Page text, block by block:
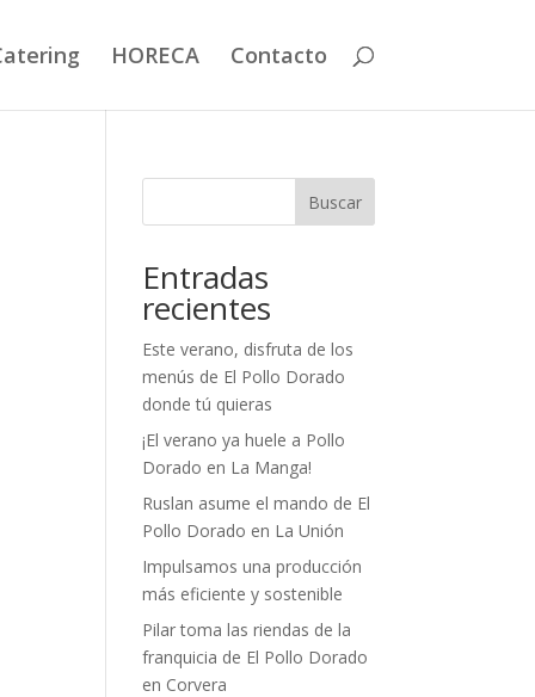
HORECA Contacto
Buscar
Entradas
recientes
Este verano, disfruta de los
menús de El Pollo Dorado
donde tú quieras
¡El verano ya huele a Pollo
Dorado en La Manga!
Ruslan asume el mando de El
Pollo Dorado en La Unión
Impulsamos una producción
más eficiente y sostenible
Pilar toma las riendas de la
franquicia de El Pollo Dorado
en Corvera